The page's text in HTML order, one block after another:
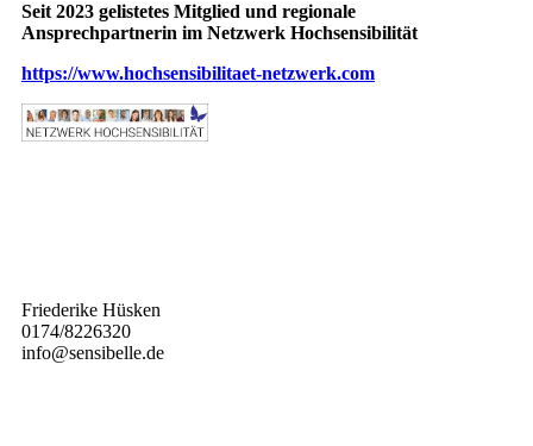
Seit 2023 gelistetes Mitglied und regionale
Ansprechpartnerin im Netzwerk Hochsensibilität
https://www.hochsensibilitaet-netzwerk.com
Friederike Hüsken
0174/8226320
info@sensibelle.de